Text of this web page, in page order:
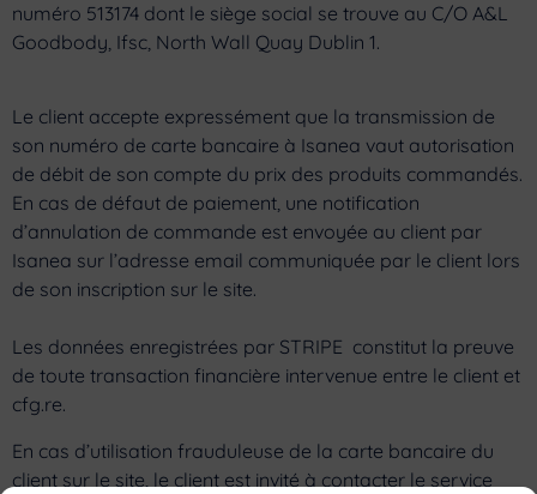
numéro 513174 dont le siège social se trouve au C/O A&L
Goodbody, Ifsc, North Wall Quay Dublin 1.
Le client accepte expressément que la transmission de
son numéro de carte bancaire à Isanea vaut autorisation
de débit de son compte du prix des produits commandés.
En cas de défaut de paiement, une notification
d’annulation de commande est envoyée au client par
Isanea sur l’adresse email communiquée par le client lors
de son inscription sur le site.
Les données enregistrées par STRIPE constitut la preuve
de toute transaction financière intervenue entre le client et
cfg.re.
En cas d’utilisation frauduleuse de la carte bancaire du
client sur le site, le client est invité à contacter le service